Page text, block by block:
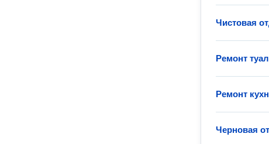
Чистовая
Ремонт
Ремонт
Черновая